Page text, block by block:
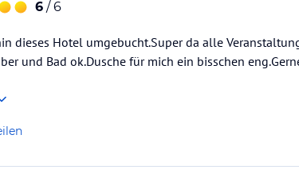
6 / 6
dieses Hotel umgebucht.Super da alle
und Bad ok.Dusche für mich ein bisschen